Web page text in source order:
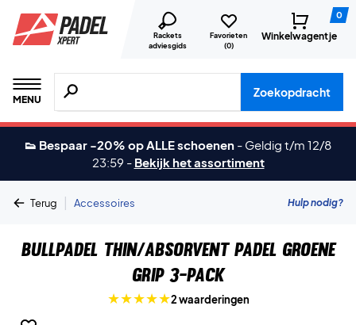
Rackets
adviesgids
Favorieten
(0)
0
Winkelwagentje
MENU
Zoeken naar producten, merken etc.
Zoekopdracht
👟 Bespaar -20% op ALLE schoenen - Geldig t/m 12/8
23:59 - Bekijk het assortiment
Terug | Accessoires Hulp nodig?
Bullpadel Thin/Absorvent Padel Groene
grip 3-Pack
2 waarderingen